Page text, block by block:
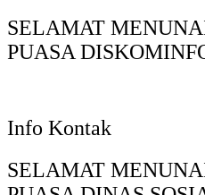
SELAMAT
PUASA
Info Kontak
SELAMAT